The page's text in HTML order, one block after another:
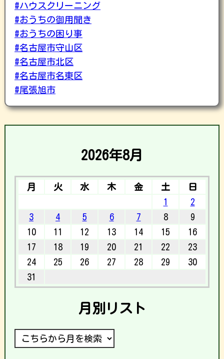
#ハウスクリーニング
#おうちの御用聞き
#おうちの困り事
#名古屋市守山区
#名古屋市北区
#名古屋市名東区
#尾張旭市
2026年8月
月 火 水 木 金 土
日
1
2
3
4 5 6 7 8
9
10
11 12 13 14 15
16
17
18 19 20 21 22
23
24
25 26 27 28 29
30
31
月別リスト